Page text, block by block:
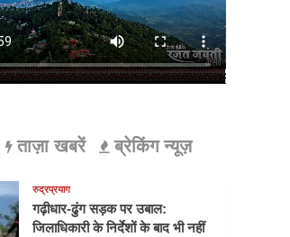
ताज़ा खबरें ब्रेकिंग न्यूज़
रुद्रप्रयाग
गढ़ीधार-ढुंग सड़क पर उबाल:
जिलाधिकारी के निर्देशों के बाद भी नहीं